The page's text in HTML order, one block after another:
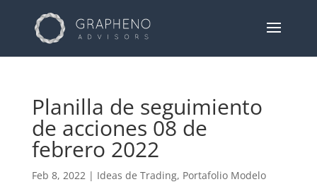
Planilla de seguimiento
de acciones 08 de
febrero 2022
Feb 8, 2022| Ideas de Trading, Portafolio Modelo